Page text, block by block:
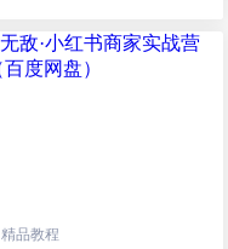
精品教程